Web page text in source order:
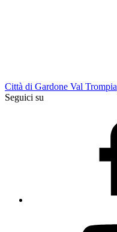
Città di Gardone Val Trompia
Seguici su